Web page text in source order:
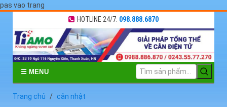
pas vao trang
HOTLINE 24/7: 098.888.6870
☰ MENU
Trang chủ cân nhật